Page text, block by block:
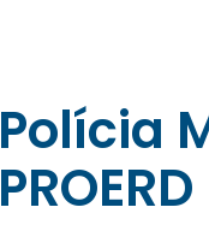
Polícia
PROERD